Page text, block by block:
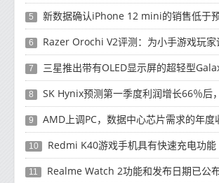
5 新数据确认iPhone 12 mini的销售低于
6 Razer Orochi V2评测：为小手游戏玩
7 三星推出带有OLED显示屏的超轻型Galaxy Book Pro和Galaxy
8 SK Hynix预测第一季度利润增长66％后，对芯
9 AMD上调PC，数据中心芯片需求的年度
10 Redmi K40游戏手机具有快速充电功能
11 Realme Watch 2功能和发布日期已公